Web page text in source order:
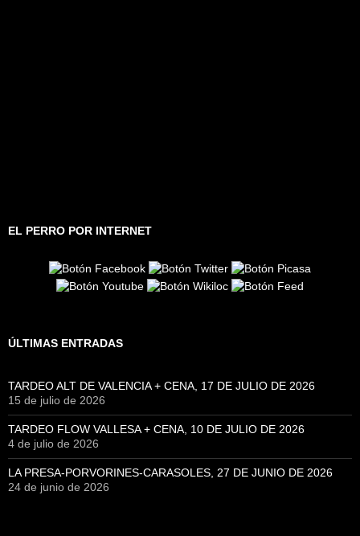
EL PERRO POR INTERNET
ÚLTIMAS ENTRADAS
TARDEO ALT DE VALENCIA + CENA, 17 DE JULIO DE 2026
15 de julio de 2026
TARDEO FLOW VALLESA + CENA, 10 DE JULIO DE 2026
4 de julio de 2026
LA PRESA-PORVORINES-CARASOLES, 27 DE JUNIO DE 2026
24 de junio de 2026